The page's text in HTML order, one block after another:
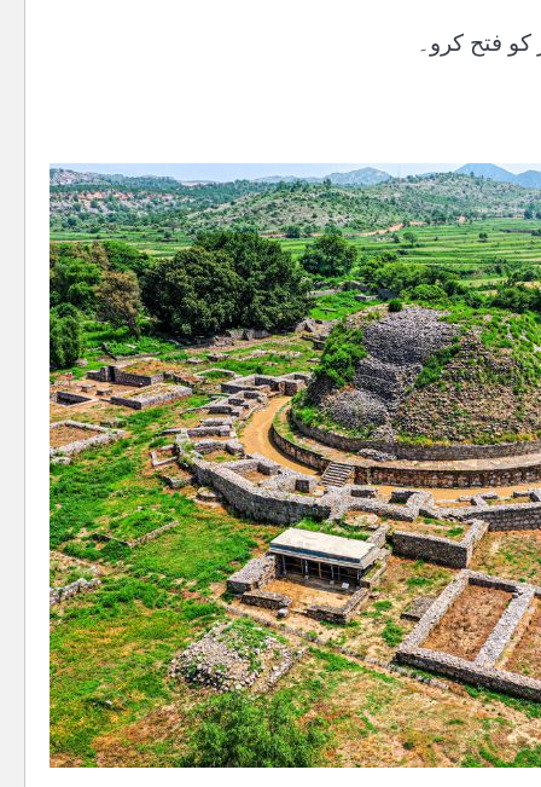
کو فتح کرو۔